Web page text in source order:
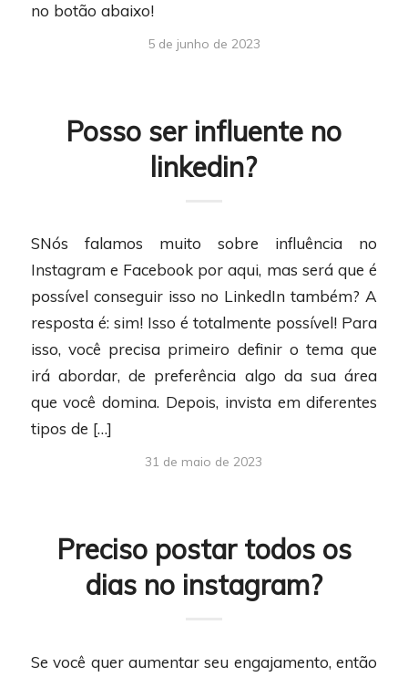
no botão abaixo!
5 de junho de 2023
Posso ser influente no
linkedin?
SNós falamos muito sobre influência no
Instagram e Facebook por aqui, mas será que é
possível conseguir isso no LinkedIn também? A
resposta é: sim! Isso é totalmente possível! Para
isso, você precisa primeiro definir o tema que
irá abordar, de preferência algo da sua área
que você domina. Depois, invista em diferentes
tipos de […]
31 de maio de 2023
Preciso postar todos os
dias no instagram?
Se você quer aumentar seu engajamento, então